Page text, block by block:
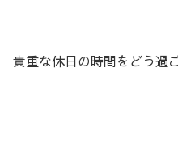
貴重な休日の時間をどう過